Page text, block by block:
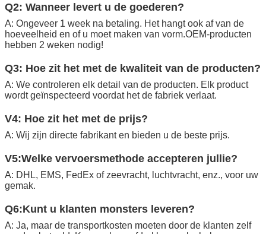
Q2: Wanneer levert u de goederen?
A: Ongeveer 1 week na betaling. Het hangt ook af van de
hoeveelheid en of u moet maken van vorm.OEM-producten
hebben 2 weken nodig!
Q3: Hoe zit het met de kwaliteit van de producten?
A: We controleren elk detail van de producten. Elk product
wordt geïnspecteerd voordat het de fabriek verlaat.
V4: Hoe zit het met de prijs?
A: Wij zijn directe fabrikant en bieden u de beste prijs.
V5:Welke vervoersmethode accepteren jullie?
A: DHL, EMS, FedEx of zeevracht, luchtvracht, enz., voor uw
gemak.
Q6:Kunt u klanten monsters leveren?
A: Ja, maar de transportkosten moeten door de klanten zelf